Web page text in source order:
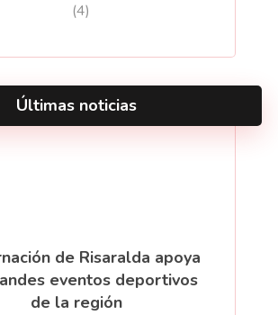
(4)
Últimas noticias
de Risaralda apoya
eventos deportivos
de la región